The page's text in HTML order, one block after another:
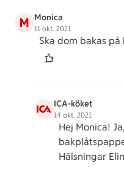
M Monica
11 okt. 2021
Ska dom bakas
ICA-köket
14 okt. 2021
Hej Monica!
Hälsningar